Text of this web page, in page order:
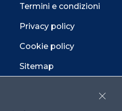
Termini e condizioni
Privacy policy
Cookie policy
Sitemap